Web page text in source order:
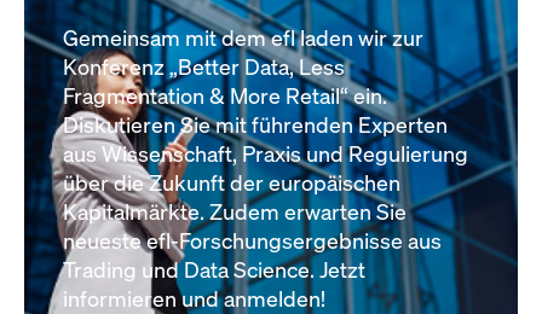
Gemeinsam mit dem efl laden wir zur
Konferenz „Better Data, Less
Fragmentation & More Retail“ ein.
Diskutieren Sie mit führenden Experten
aus Wissenschaft, Praxis und Regulierung
über die Zukunft der europäischen
Kapitalmärkte. Zudem erwarten Sie
neueste efl-Forschungsergebnisse aus
Trading und Data Science. Jetzt
informieren und anmelden!